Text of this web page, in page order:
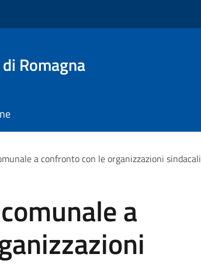
Romagna
a confronto con le organizzazioni sindacali
a